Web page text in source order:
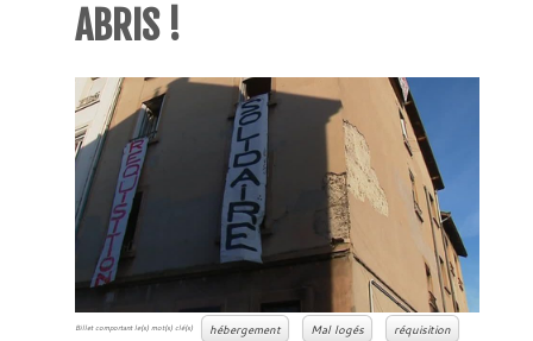
ABRIS !
Billet comportant le(s) mot(s) clé(s) hébergement Mal logés
réquisition